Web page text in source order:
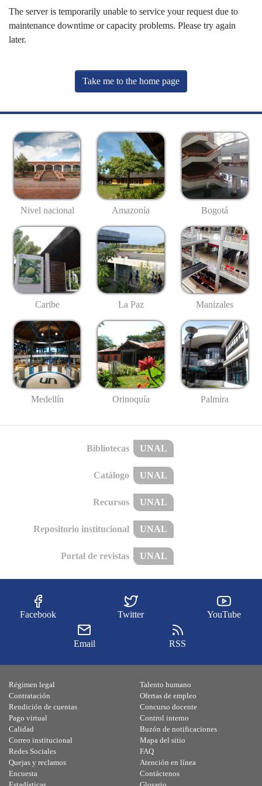
The server is temporarily unable to service your request due to
maintenance downtime or capacity problems. Please try again
later.
Take me to the home page
Nivel nacional Amazonía Bogotá
Caribe La Paz Manizales
Medellín Orinoquía Palmira
Bibliotecas UNAL
Catálogo UNAL
Recursos UNAL
Repositorio institucional UNAL
Portal de revistas UNAL
Facebook Twitter YouTube
Email RSS
Régimen legal
Contratación
Rendición de cuentas
Pago virtual
Calidad
Talento humano
Ofertas de empleo
Concurso docente
Control interno
Buzón de notificaciones
Correo institucional
Redes Sociales
Quejas y reclamos
Encuesta
Mapa del sitio
FAQ
Atención en línea
Contáctenos